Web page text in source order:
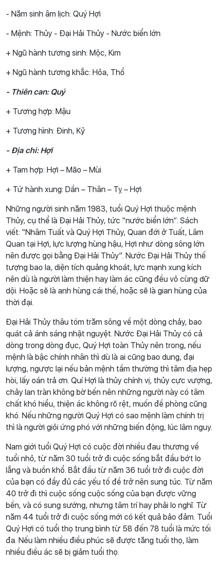
- Năm sinh âm lịch: Quý Hợi
- Mệnh: Thủy - Đại Hải Thủy - Nước biển lớn
+ Ngũ hành tương sinh: Mộc, Kim
+ Ngũ hành tương khắc: Hỏa, Thổ
- Thiên can: Quý
+ Tương hợp: Mậu
+ Tương hình: Đinh, Kỷ
- Địa chi: Hợi
+ Tam hợp: Hợi – Mão – Mùi
+ Tứ hành xung: Dần – Thân – Tỵ – Hợi
Những người sinh năm 1983, tuổi Quý Hợi thuộc mệnh
Thủy, cụ thể là Đại Hải Thủy, tức “nước biển lớn”. Sách
viết: “Nhâm Tuất và Quý Hợi Thủy, Quan đới ở Tuất, Lâm
Quan tại Hợi, lực lượng hùng hậu, Hợi như dòng sông lớn
nên được gọi bằng Đại Hải Thủy”. Nước Đại Hải Thủy thế
tượng bao la, diện tích quảng khoát, lực mạnh xung kích
nên dù là người làm thiện hay làm ác cũng đều vô cùng dữ
dội. Hoặc sẽ là anh hùng cái thế, hoặc sẽ là gian hùng của
thời đại.
Đại Hải Thủy thâu tóm trăm sông về một dòng chảy, bao
quát cả ánh sáng nhật nguyệt. Nước Đại Hải Thủy có cả
dòng trong dòng đục, Quý Hợi toàn Thủy nên trong, nếu
mệnh là bậc chính nhân thì dù là ai cũng bao dung, đại
lượng, ngược lại nếu bản mệnh tầm thường thì tâm địa hẹp
hòi, lấy oán trả ơn. Quí Hợi là thủy chính vị, thủy cực vượng,
chảy lan tràn không bờ bến nên những người này có tâm
chất khó hiểu, thiện ác không rõ rệt, muốn đề phòng cũng
khó. Nếu những người Quý Hợi có sao mệnh làm chính trị
thì là người giỏi ứng phó với những biến động, lúc lâm nguy.
Nam giới tuổi Quý Hợi có cuộc đời nhiều đau thương về
tuổi nhỏ, từ năm 30 tuổi trở đi cuộc sống bắt đầu bớt lo
lắng và buồn khổ. Bắt đầu từ năm 36 tuổi trở đi cuộc đời
của bạn có đầy đủ các yếu tố đề trở nên sung túc. Từ năm
40 trở đi thì cuộc sống cuộc sống của bạn được vững
bền, và có sung sướng, nhưng tâm trí hay phải lo nghĩ. Từ
năm 44 tuổi trở đi cuộc sống mới có kết quả bảo đảm. Tuổi
Quý Hợi có tuổi thọ trung bình từ 58 đến 78 tuổi là mức tối
đa. Nếu làm nhiều điều phúc sẽ được tăng tuổi thọ, làm
nhiều điều ác sẽ bị giảm tuổi thọ.